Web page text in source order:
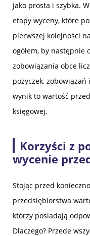
jako prosta i szybka.
etapy wyceny, które
pierwszej kolejności
ogółem, by następnie
zobowiązania obce
pożyczek,
wynik to wartość
księgowej.
Korzyści z
wycenie
Stojąc przed
przedsiębiorstwa
którzy posiadają
Dlaczego? Przede